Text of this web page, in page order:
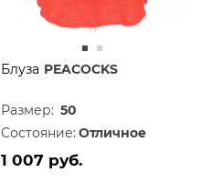
Блуза PEACOCKS
Размер: 50
Состояние: Отличное
1 007 руб.